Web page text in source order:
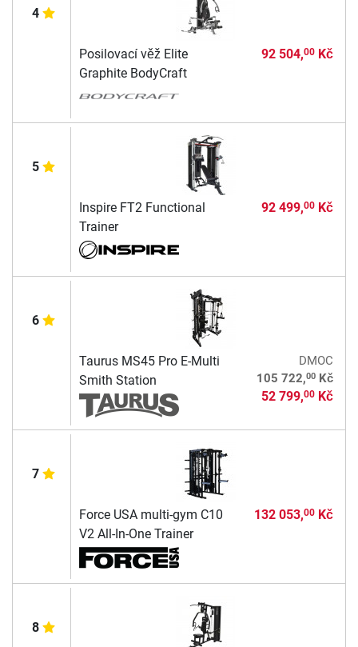
4
Posilovací věž Elite
Graphite BodyCraft
92 504,00Kč
5
Inspire FT2 Functional
Trainer
92 499,00Kč
6
Taurus MS45 Pro E-Multi
Smith Station
DMOC
105 722,00Kč
52 799,00Kč
7
Force USA multi-gym C10
V2 All-In-One Trainer
132 053,00Kč
8